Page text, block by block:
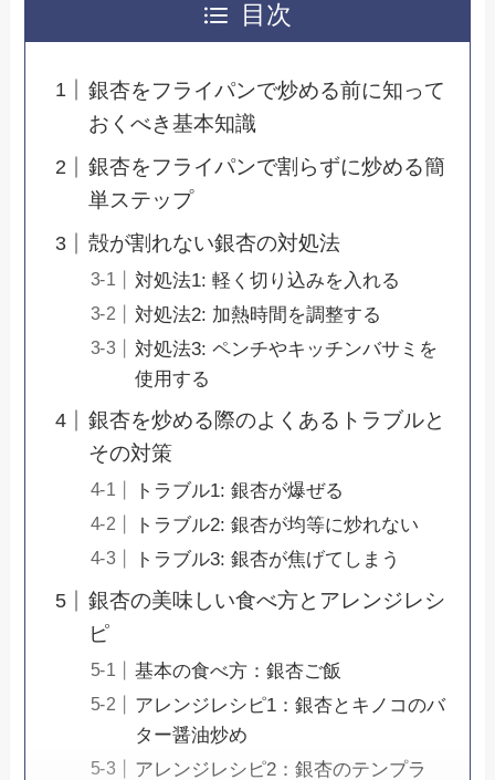
目次
銀杏をフライパンで炒める前に知って
おくべき基本知識
銀杏をフライパンで割らずに炒める簡
単ステップ
殻が割れない銀杏の対処法
対処法1: 軽く切り込みを入れる
対処法2: 加熱時間を調整する
対処法3: ペンチやキッチンバサミを
使用する
銀杏を炒める際のよくあるトラブルと
その対策
トラブル1: 銀杏が爆ぜる
トラブル2: 銀杏が均等に炒れない
トラブル3: 銀杏が焦げてしまう
銀杏の美味しい食べ方とアレンジレシ
ピ
基本の食べ方：銀杏ご飯
アレンジレシピ1：銀杏とキノコのバ
ター醤油炒め
アレンジレシピ2：銀杏のテンプラ